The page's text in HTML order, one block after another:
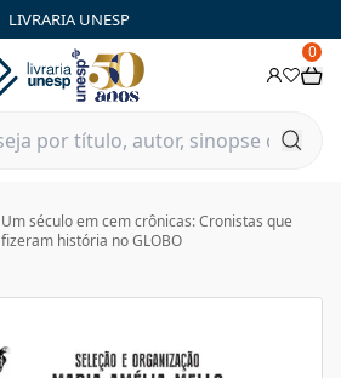
LIVRARIA UNESP
0
Um século em cem crônicas: Cronistas que
fizeram história no GLOBO